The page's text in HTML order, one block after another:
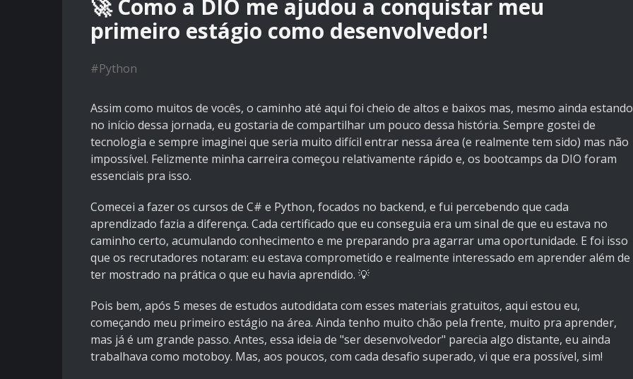
🚀 Como a DIO me ajudou a conquistar meu
primeiro estágio como desenvolvedor!
#Python
Assim como muitos de vocês, o caminho até aqui foi cheio de altos e baixos mas, mesmo ainda estando
no início dessa jornada, eu gostaria de compartilhar um pouco dessa história. Sempre gostei de
tecnologia e sempre imaginei que seria muito difícil entrar nessa área (e realmente tem sido) mas não
impossível. Felizmente minha carreira começou relativamente rápido e, os bootcamps da DIO foram
essenciais pra isso.
Comecei a fazer os cursos de C# e Python, focados no backend, e fui percebendo que cada
aprendizado fazia a diferença. Cada certificado que eu conseguia era um sinal de que eu estava no
caminho certo, acumulando conhecimento e me preparando pra agarrar uma oportunidade. E foi isso
que os recrutadores notaram: eu estava comprometido e realmente interessado em aprender além de
ter mostrado na prática o que eu havia aprendido. 💡
Pois bem, após 5 meses de estudos autodidata com esses materiais gratuitos, aqui estou eu,
começando meu primeiro estágio na área. Ainda tenho muito chão pela frente, muito pra aprender,
mas já é um grande passo. Antes, essa ideia de "ser desenvolvedor" parecia algo distante, eu ainda
trabalhava como motoboy. Mas, aos poucos, com cada desafio superado, vi que era possível, sim!